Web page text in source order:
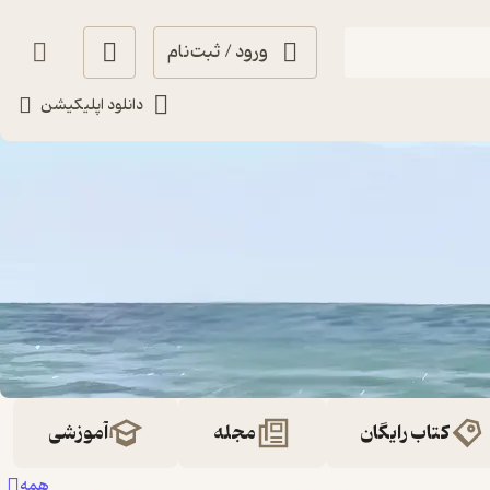
ورود / ثبت‌نام
دانلود اپلیکیشن
کتاب رایگان مجله آموزشی